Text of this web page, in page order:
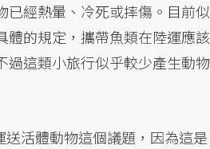
已經熱暈、冷死或摔傷。目前似
體的規定，攜帶魚類在陸運應該
過這類小旅行似乎較少產生動物
活體動物這個議題，因為這是